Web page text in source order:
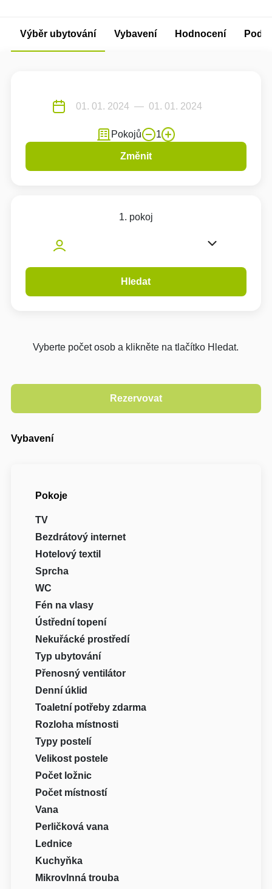
Výběr ubytování Vybavení Hodnocení
Pokojů 1
Změnit
1. pokoj
Hledat
Vyberte počet osob a klikněte na tlačítko Hledat.
Vybavení
Pokoje
TV
Bezdrátový internet
Hotelový textil
Sprcha
WC
Fén na vlasy
Ústřední topení
Nekuřácké prostředí
Typ ubytování
Přenosný ventilátor
Denní úklid
Toaletní potřeby zdarma
Rozloha místnosti
Typy postelí
Velikost postele
Počet ložnic
Počet místností
Vana
Perličková vana
Lednice
Kuchyňka
Mikrovlnná trouba